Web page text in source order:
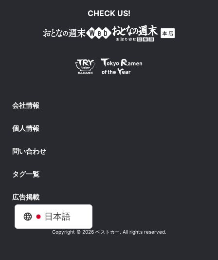
日本語
CHECK US!
会社情報
個人情報
問い合わせ
タグ一覧
広告掲載
Copyright © 2026 ベストカー. All rights reserved.